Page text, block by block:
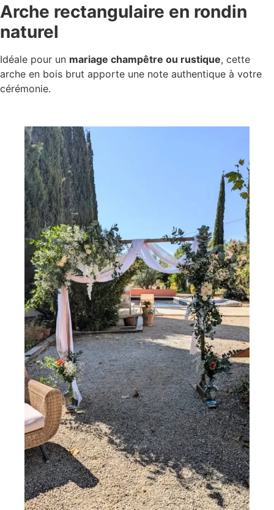
Arche rectangulaire en rondin
naturel
Idéale pour un mariage champêtre ou rustique, cette
arche en bois brut apporte une note authentique à votre
cérémonie.